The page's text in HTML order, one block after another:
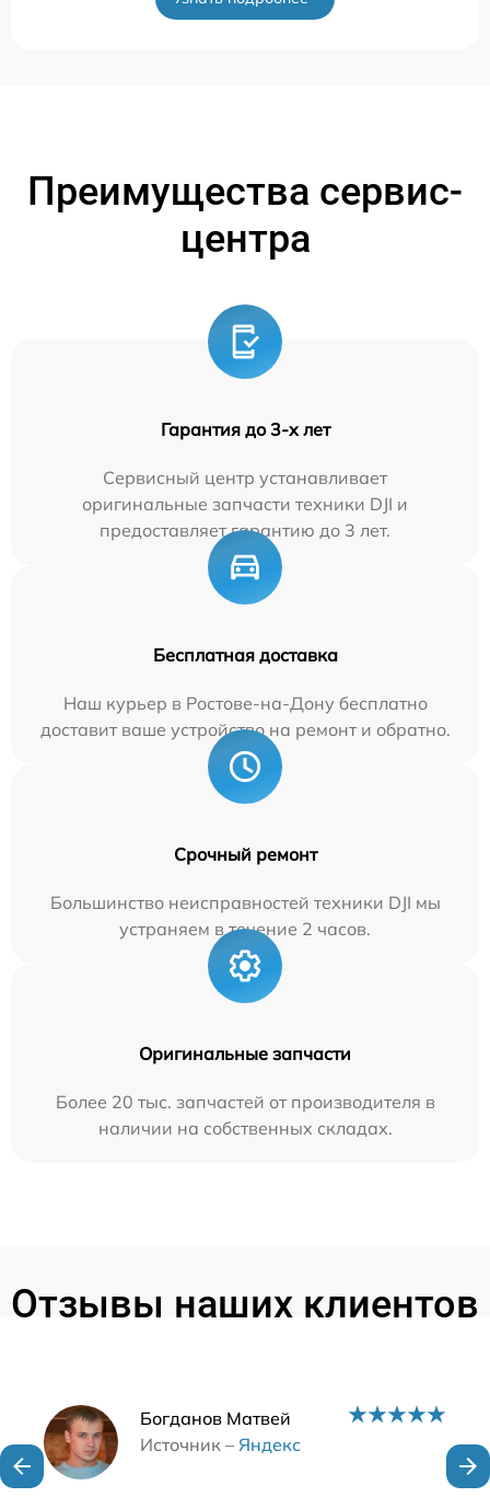
Преимущества сервис-
центра
Гарантия до 3-х лет
Сервисный центр устанавливает
оригинальные запчасти техники DJI и
предоставляет гарантию до 3 лет.
Бесплатная доставка
Наш курьер в Ростове-на-Дону бесплатно
доставит ваше устройство на ремонт и обратно.
Срочный ремонт
Большинство неисправностей техники DJI мы
устраняем в течение 2 часов.
Оригинальные запчасти
Более 20 тыс. запчастей от производителя в
наличии на собственных складах.
Отзывы наших клиентов
Богданов Матвей
Источник – Яндекс
Наши мастера